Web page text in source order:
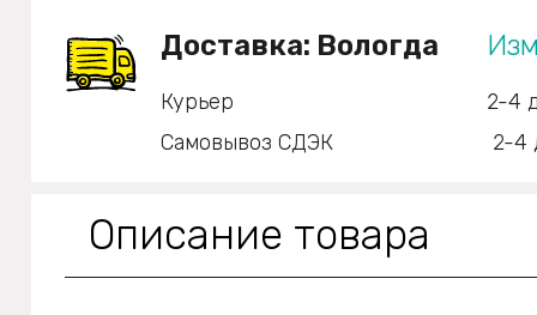
Доставка: Вологда
Курьер
2-4
Самовывоз СДЭК
2-4
Описание товара